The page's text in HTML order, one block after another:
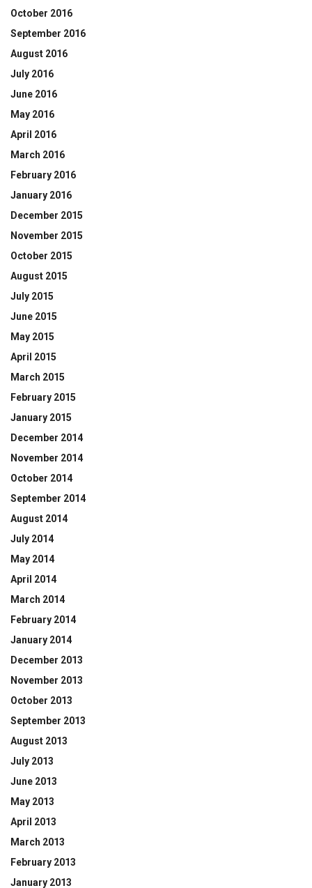
October 2016
September 2016
August 2016
July 2016
June 2016
May 2016
April 2016
March 2016
February 2016
January 2016
December 2015
November 2015
October 2015
August 2015
July 2015
June 2015
May 2015
April 2015
March 2015
February 2015
January 2015
December 2014
November 2014
October 2014
September 2014
August 2014
July 2014
May 2014
April 2014
March 2014
February 2014
January 2014
December 2013
November 2013
October 2013
September 2013
August 2013
July 2013
June 2013
May 2013
April 2013
March 2013
February 2013
January 2013